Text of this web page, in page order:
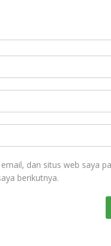
dan situs web saya
berikutnya.